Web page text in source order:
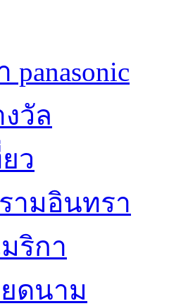
panasonic
วัล
ว
ามอินทรา
ริกา
ดนาม